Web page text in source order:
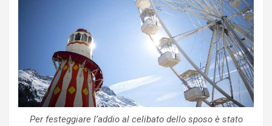
Per festeggiare l’addio al celibato dello sposo è stato